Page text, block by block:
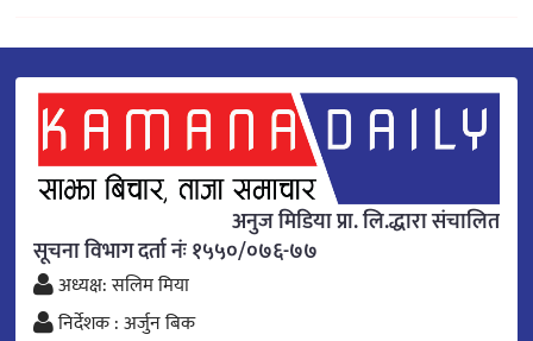
अनुज मिडिया प्रा. लि.द्धारा संचालित
सूचना विभाग दर्ता नंः १५५०/०७६-७७
अध्यक्ष: सलिम मिया
निर्देशक : अर्जुन बिक